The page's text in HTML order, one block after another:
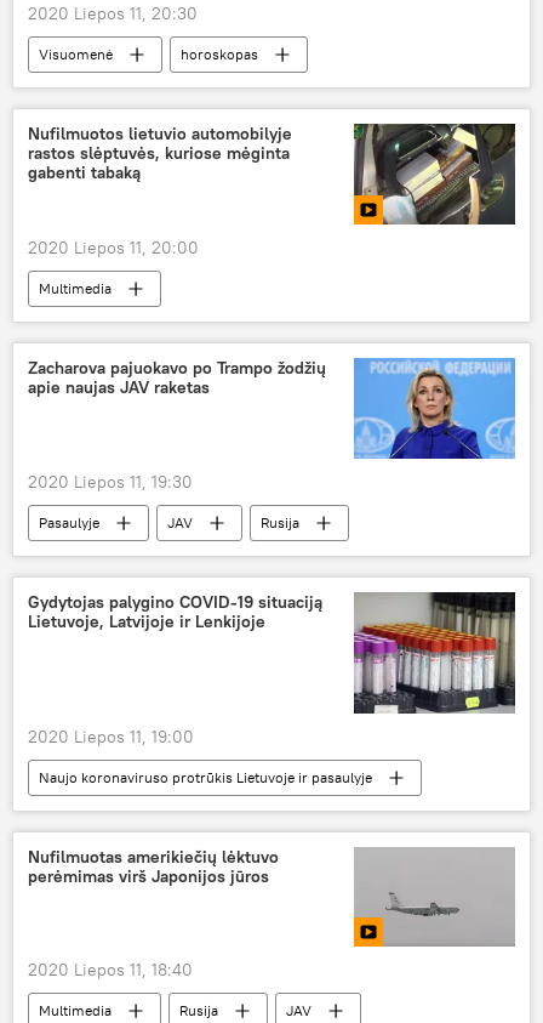
2020 Liepos 11, 20:30
Visuomenė horoskopas
Nufilmuotos lietuvio automobilyje
rastos slėptuvės, kuriose mėginta
gabenti tabaką
2020 Liepos 11, 20:00
Multimedia
Zacharova pajuokavo po Trampo žodžių
apie naujas JAV raketas
2020 Liepos 11, 19:30
Pasaulyje JAV
Rusija
raketa
Marija Zacharova
Donaldas Trampas
Gydytojas palygino COVID-19 situaciją
Lietuvoje, Latvijoje ir Lenkijoje
2020 Liepos 11, 19:00
Naujo koronaviruso protrūkis Lietuvoje ir pasaulyje
Visuomenė
Lietuva
Latvija
koronavirusas
Nufilmuotas amerikiečių lėktuvo
perėmimas virš Japonijos jūros
2020 Liepos 11, 18:40
Multimedia Rusija
JAV